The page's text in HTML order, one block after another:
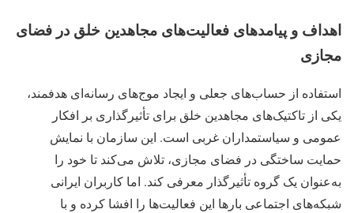
اهداف و پیامدهای فعالیت‌های مجاهدین خلق در فضای
مجازی
استفاده از حساب‌های جعلی و ایجاد موج‌های رسانه‌ای هدفمند،
یکی از تاکتیک‌های مجاهدین خلق برای تأثیرگذاری بر افکار
عمومی و سیاستمداران غربی است. این سازمان با نمایش
حمایت ساختگی در فضای مجازی، تلاش می‌کند تا خود را
به‌عنوان یک گروه تأثیرگذار معرفی کند. اما کاربران ایرانی
شبکه‌های اجتماعی بارها این فعالیت‌ها را افشا کرده و با